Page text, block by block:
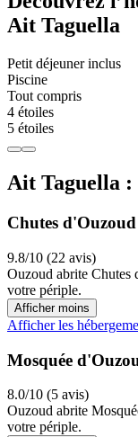
Ait Taguella
Petit déjeuner inclus
Piscine
Tout compris
4 étoiles
5 étoiles
Ait Taguella :
Chutes d'Ouzoud
9.8/10 (22 avis)
Ouzoud abrite Chutes
votre périple.
Afficher moins
Afficher les
Mosquée
8.0/10 (5 avis)
Ouzoud abrite
votre périple.